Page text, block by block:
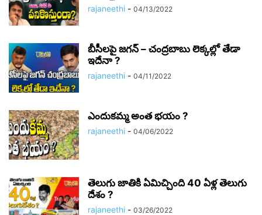
rajaneethi - 04/13/2022
బీసీలపై జగన్ – చంద్రబాబు లెక్కల్లో తేడా
ఇదేనా ?
rajaneethi - 04/11/2022
ఎందుకమ్మ అంత భయం ?
rajaneethi - 04/06/2022
తెలుగు జాతికి ఏమిచ్చింది 40 ఏళ్ల తెలుగు
దేశం ?
rajaneethi - 03/26/2022